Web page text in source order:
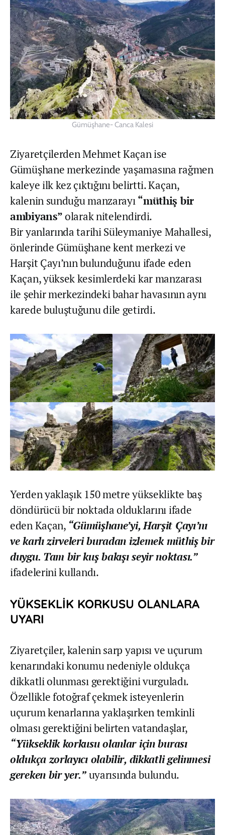
Gümüşhane- Canca Kalesi
Ziyaretçilerden Mehmet Kaçan ise
Gümüşhane merkezinde yaşamasına rağmen
kaleye ilk kez çıktığını belirtti. Kaçan,
kalenin sunduğu manzarayı“müthiş bir
ambiyans”olarak nitelendirdi.
Bir yanlarında tarihi Süleymaniye Mahallesi,
önlerinde Gümüşhane kent merkezi ve
Harşit Çayı’nın bulunduğunu ifade eden
Kaçan, yüksek kesimlerdeki kar manzarası
ile şehir merkezindeki bahar havasının aynı
karede buluştuğunu dile getirdi.
Yerden yaklaşık 150 metre yükseklikte baş
döndürücü bir noktada olduklarını ifade
eden Kaçan, “Gümüşhane’yi, Harşit Çayı’nı
ve karlı zirveleri buradan izlemek müthiş bir
duygu. Tam bir kuş bakışı seyir noktası.”
ifadelerini kullandı.
YÜKSEKLİK KORKUSU OLANLARA
UYARI
Ziyaretçiler, kalenin sarp yapısı ve uçurum
kenarındaki konumu nedeniyle oldukça
dikkatli olunması gerektiğini vurguladı.
Özellikle fotoğraf çekmek isteyenlerin
uçurum kenarlarına yaklaşırken temkinli
olması gerektiğini belirten vatandaşlar,
“Yükseklik korkusu olanlar için burası
oldukça zorlayıcı olabilir, dikkatli gelinmesi
gereken bir yer.”uyarısında bulundu.